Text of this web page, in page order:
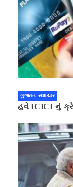
ગુજરાત સમાચાર
હવે ICICI નું